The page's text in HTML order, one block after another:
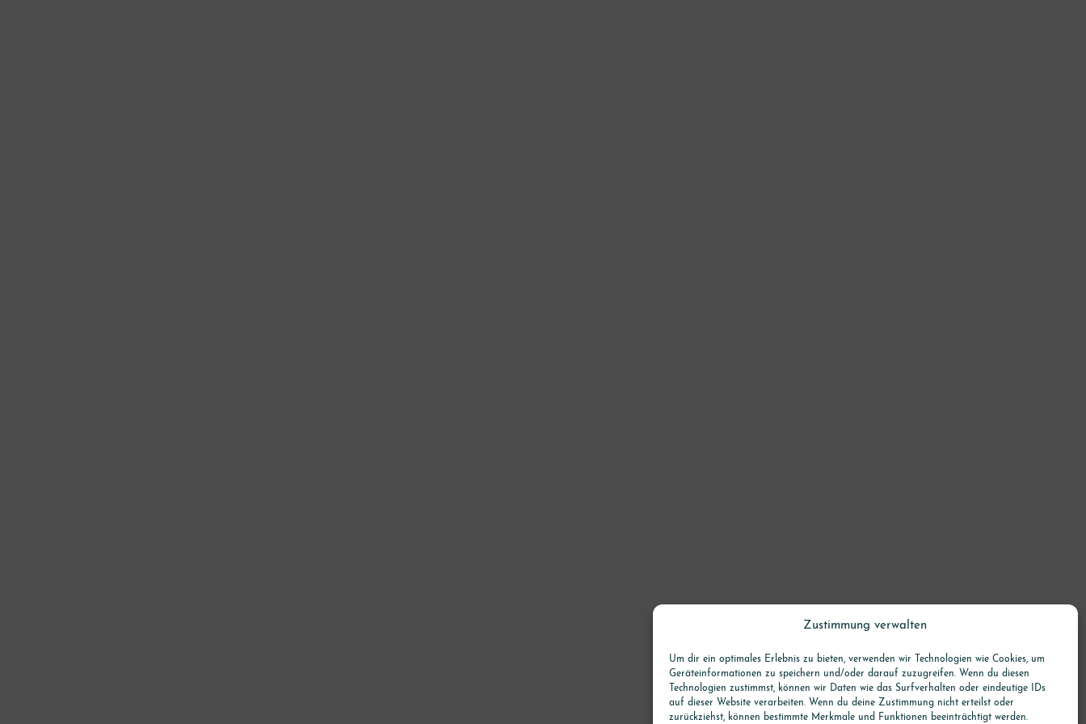
Zustimmung verwalten
Um dir ein optimales Erlebnis zu bieten, verwenden wir Technologien wie Cookies, um
Geräteinformationen zu speichern und/oder darauf zuzugreifen. Wenn du diesen
Technologien zustimmst, können wir Daten wie das Surfverhalten oder eindeutige IDs
auf dieser Website verarbeiten. Wenn du deine Zustimmung nicht erteilst oder
zurückziehst, können bestimmte Merkmale und Funktionen beeinträchtigt werden.